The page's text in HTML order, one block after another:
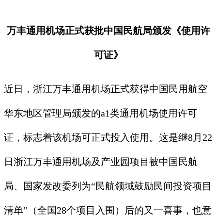
万丰通用机场正式获批中国民航局颁发《使用许
可证》
近日，浙江万丰通用机场正式获得中国民用航空
华东地区管理局颁发的a1类通用机场使用许可
证，标志着该机场可正式投入使用。这是继8月22
日浙江万丰通用机场及产业园项目被中国民航
局、国家发改委列为“民航领域鼓励民间投资项目
清单”（全国28个项目入围）后的又一喜事，也意